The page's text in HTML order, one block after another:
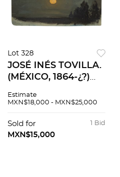
Lot 328
JOSÉ INÉS TOVILLA.
(MÉXICO, 1864-¿?)
Técnica mixta sobre
frente "diciembre 11
de 1886".
Estimate
MXN$18,000 - MXN$25,000
1 Bid
Sold for
MXN$15,000